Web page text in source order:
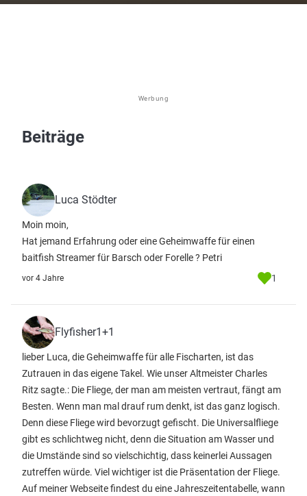
Werbung
Beiträge
Luca Stödter
Moin moin,
Hat jemand Erfahrung oder eine Geheimwaffe für einen
baitfish Streamer für Barsch oder Forelle ? Petri
vor 4 Jahre 1
Flyfisher1+1
lieber Luca, die Geheimwaffe für alle Fischarten, ist das
Zutrauen in das eigene Takel. Wie unser Altmeister Charles
Ritz sagte.: Die Fliege, der man am meisten vertraut, fängt am
Besten. Wenn man mal drauf rum denkt, ist das ganz logisch.
Denn diese Fliege wird bevorzugt gefischt. Die Universalfliege
gibt es schlichtweg nicht, denn die Situation am Wasser und
die Umstände sind so vielschichtig, dass keinerlei Aussagen
zutreffen würde. Viel wichtiger ist die Präsentation der Fliege.
Auf meiner Webseite findest du eine Jahreszeitentabelle, wann